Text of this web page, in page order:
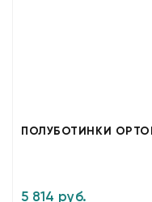
ПОЛУБОТИНКИ
5 814 руб.